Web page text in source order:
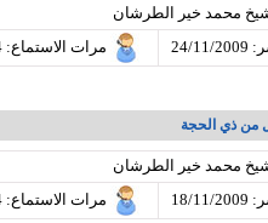
محمد خير الطرشان
مرات الاستماع: 2154
من ذي الحجة
محمد خير الطرشان
مرات الاستماع: 2104